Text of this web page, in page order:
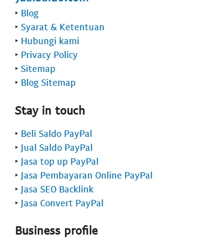
‣ Blog
‣ Syarat & Ketentuan
‣ Hubungi kami
‣ Privacy Policy
‣ Sitemap
‣ Blog Sitemap
Stay in touch
‣ Beli Saldo PayPal
‣ Jual Saldo PayPal
‣ Jasa top up PayPal
‣ Jasa Pembayaran Online PayPal
‣ Jasa SEO Backlink
‣ Jasa Convert PayPal
Business profile